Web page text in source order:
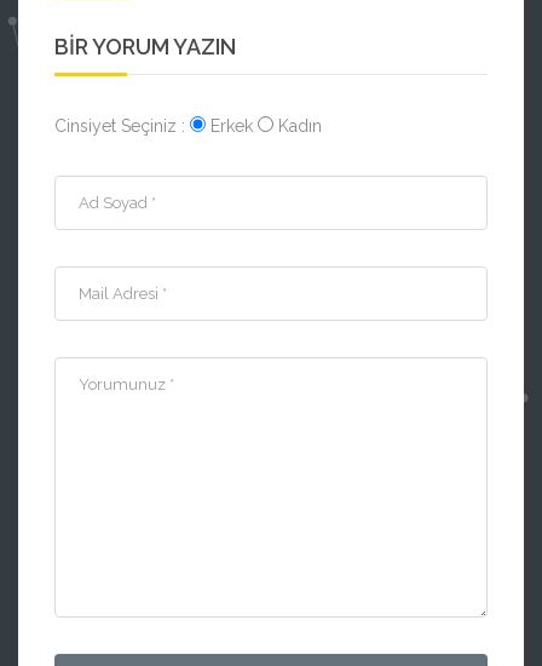
BIR YORUM YAZIN
Cinsiyet Seçiniz : Erkek Kadın
Ad Soyad *
Mail Adresi *
Yorumunuz *